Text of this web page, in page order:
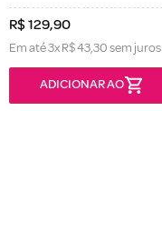
R$129,90
Em até3xR$43,30sem juros
ADICIONAR AO